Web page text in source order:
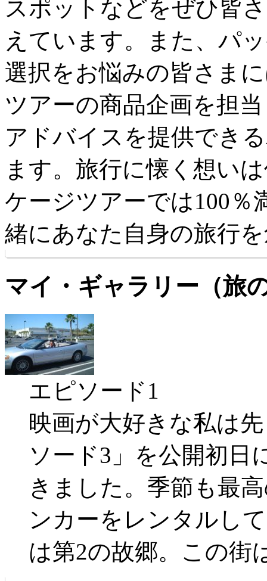
スポットなどをぜひ皆
えています。また、パ
選択をお悩みの皆さま
ツアーの商品企画を担
アドバイスを提供でき
ます。旅行に懐く想い
ケージツアーでは100％
緒にあなた自身の旅行
マイ・ギャラリー（旅
エピソード1
映画が大好きな私は
ソード3」を公開初日
きました。季節も最
ンカーをレンタルし
は第2の故郷。この街